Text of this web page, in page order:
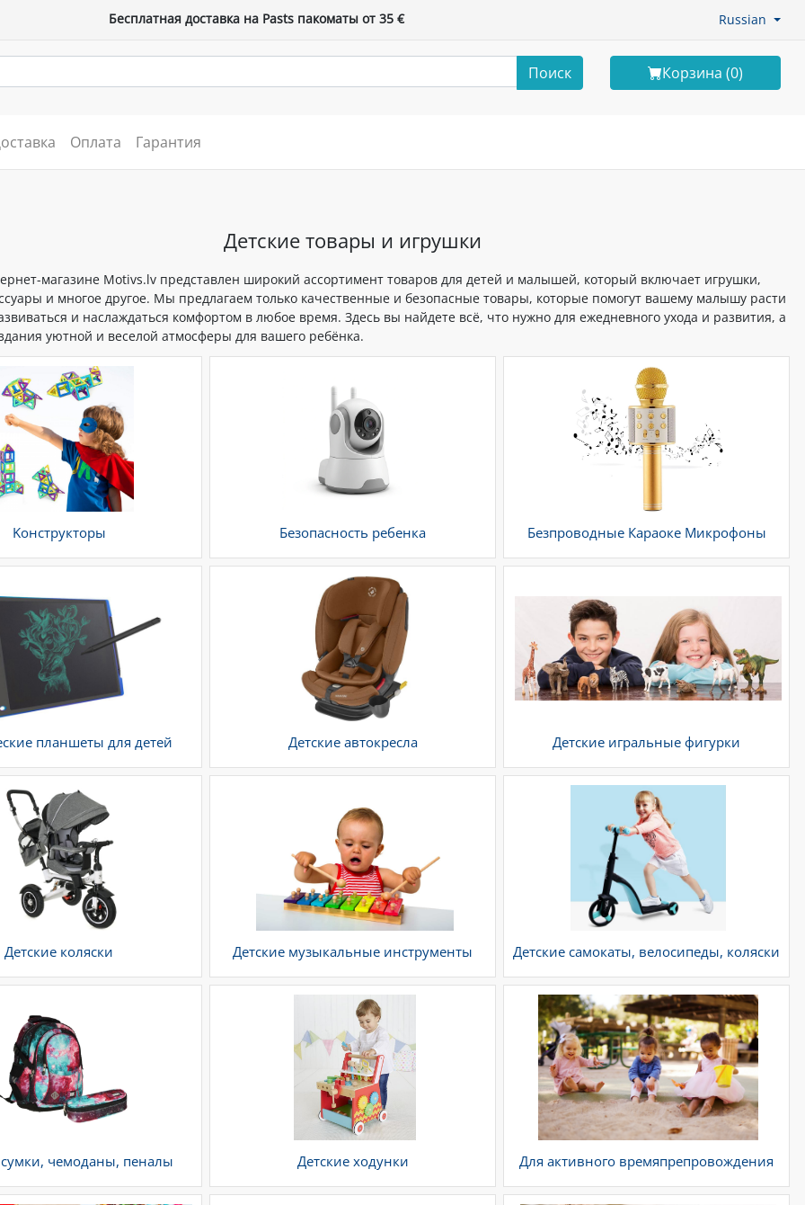
Бесплатная доставка на Pasts пакоматы от 35 € Russian
Поиск Корзина (0)
Оплата Гарантия
Детские товары и игрушки
магазине Motivs.lv представлен широкий ассортимент товаров для детей и малышей, который включает игрушки,
и многое другое. Мы предлагаем только качественные и безопасные товары, которые помогут вашему малышу расти
и наслаждаться комфортом в любое время. Здесь вы найдете всё, что нужно для ежедневного ухода и развития, а
уютной и веселой атмосферы для вашего ребёнка.
Kонструкторы Безопасность ребенка Безпроводные Караоке Микрофоны
планшеты для детей Детские автокресла Детские игральные фигурки
Детские коляски Детские музыкальные инструменты Детские самокаты, велосипеды, коляски
сумки, чемоданы, пеналы Детские ходунки Для активного времяпрепровождения